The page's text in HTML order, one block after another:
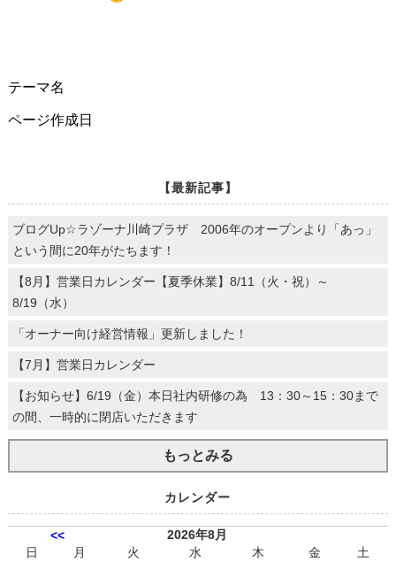
テーマ名
ページ作成日
【最新記事】
ブログUp☆ラゾーナ川崎プラザ 2006年のオープンより「あっ」
という間に20年がたちます！
【8月】営業日カレンダー【夏季休業】8/11（火・祝）～
8/19（水）
「オーナー向け経営情報」更新しました！
【7月】営業日カレンダー
【お知らせ】6/19（金）本日社内研修の為 13：30～15：30まで
の間、一時的に閉店いただきます
もっとみる
カレンダー
<<
2026年8月
日
月 火 水 木 金
土